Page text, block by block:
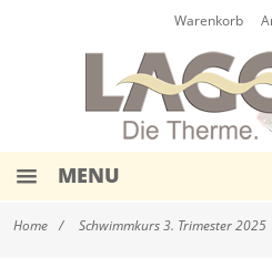
Warenkorb
MENU
HOME
Home Schwimmkurs 3. Trimester 2025